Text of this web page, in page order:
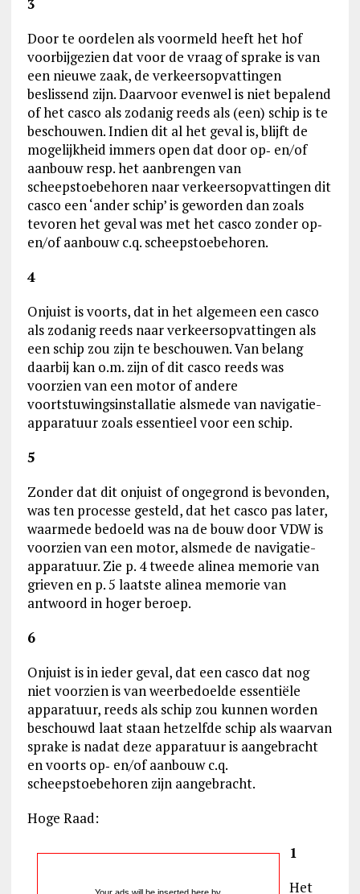
Door te oordelen als voormeld heeft het hof
voorbijgezien dat voor de vraag of sprake is van
een nieuwe zaak, de verkeersopvattingen
beslissend zijn. Daarvoor evenwel is niet bepalend
of het casco als zodanig reeds als (een) schip is te
beschouwen. Indien dit al het geval is, blijft de
mogelijkheid immers open dat door op‑ en/of
aanbouw resp. het aanbrengen van
scheepstoebehoren naar verkeersopvattingen dit
casco een ‘ander schip’ is geworden dan zoals
tevoren het geval was met het casco zonder op‑
en/of aanbouw c.q. scheepstoebehoren.
4
Onjuist is voorts, dat in het algemeen een casco
als zodanig reeds naar verkeersopvattingen als
een schip zou zijn te beschouwen. Van belang
daarbij kan o.m. zijn of dit casco reeds was
voorzien van een motor of andere
voortstuwingsinstallatie alsmede van navigatie-
apparatuur zoals essentieel voor een schip.
5
Zonder dat dit onjuist of ongegrond is bevonden,
was ten processe gesteld, dat het casco pas later,
waarmede bedoeld was na de bouw door VDW is
voorzien van een motor, alsmede de navigatie-
apparatuur. Zie p. 4 tweede alinea memorie van
grieven en p. 5 laatste alinea memorie van
antwoord in hoger beroep.
6
Onjuist is in ieder geval, dat een casco dat nog
niet voorzien is van weerbedoelde essentiële
apparatuur, reeds als schip zou kunnen worden
beschouwd laat staan hetzelfde schip als waarvan
sprake is nadat deze apparatuur is aangebracht
en voorts op‑ en/of aanbouw c.q.
scheepstoebehoren zijn aangebracht.
Hoge Raad:
1
Het